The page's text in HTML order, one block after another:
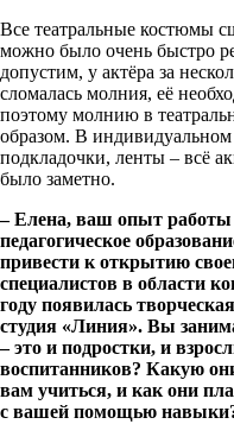
Все театральные костюмы
можно было очень быстро
допустим, у актёра за
сломалась молния, её
поэтому молнию в
образом. В
подкладочки, ленты – всё
было заметно.
– Елена, ваш опыт
педагогическое
привести к открытию
специалистов в области
году появилась
студия «Линия». Вы
– это и подростки, и
воспитанников? Какую
вам учиться, и как они
с вашей помощью